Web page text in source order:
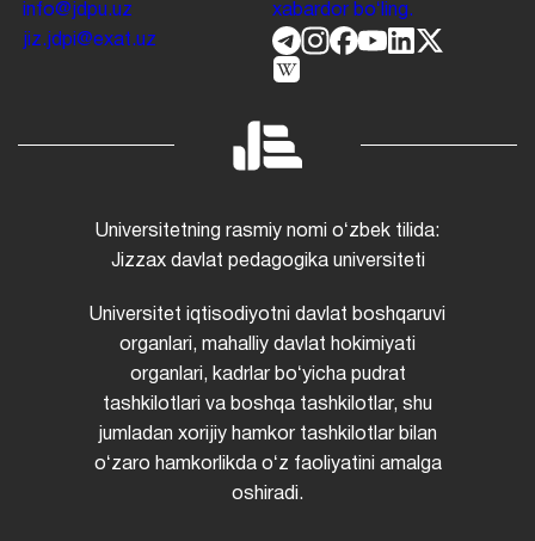
info@jdpu.uz
jiz.jdpi@exat.uz
xabardor boʻling.
Universitetning rasmiy nomi oʻzbek tilida:
Jizzax davlat pedagogika universiteti
Universitet iqtisodiyotni davlat boshqaruvi
organlari, mahalliy davlat hokimiyati
organlari, kadrlar boʻyicha pudrat
tashkilotlari va boshqa tashkilotlar, shu
jumladan xorijiy hamkor tashkilotlar bilan
oʻzaro hamkorlikda oʻz faoliyatini amalga
oshiradi.